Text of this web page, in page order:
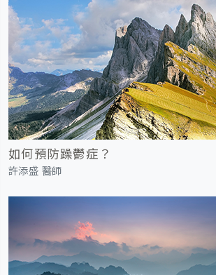
如何預防躁鬱症？
許添盛 醫師